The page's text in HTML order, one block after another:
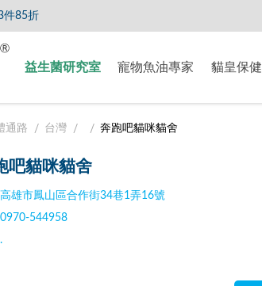
85折
益生菌研究室 寵物魚油專家 貓皇保健
通路 台灣 奔跑吧貓咪貓舍
吧貓咪貓舍
高雄市鳳山區合作街34巷1弄16號
0970-544958
.